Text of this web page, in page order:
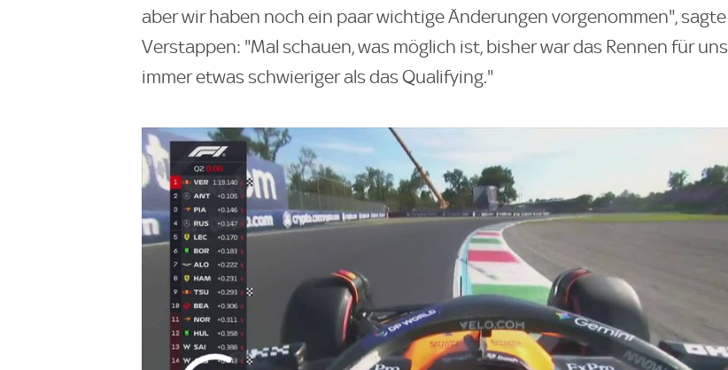
aber wir haben noch ein paar wichtige Änderungen vorgenommen", sagte
Verstappen: "Mal schauen, was möglich ist, bisher war das Rennen für uns
immer etwas schwieriger als das Qualifying."